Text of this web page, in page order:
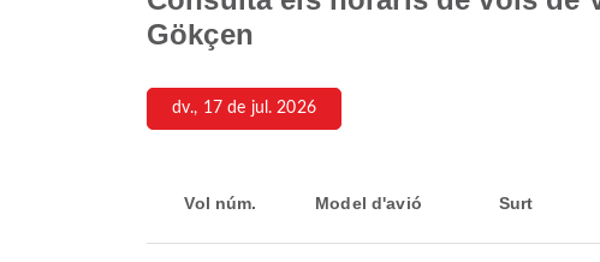
Gökçen
dv., 17 de jul. 2026
Vol núm. Model d'avió Surt